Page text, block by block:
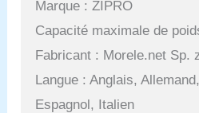
Marque : ZIPRO
Capacité maximale de
Fabricant : Morele.net Sp.
Langue : Anglais,
Espagnol, Italien